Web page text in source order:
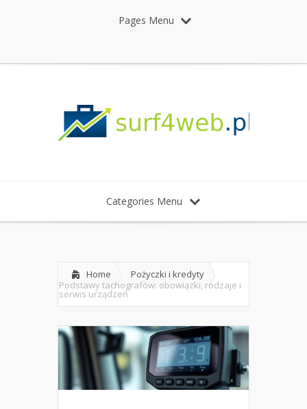
Pages Menu
Categories Menu
Home
Pożyczki i kredyty
Podstawy tachografów: obowiązki, rodzaje i
serwis urządzeń